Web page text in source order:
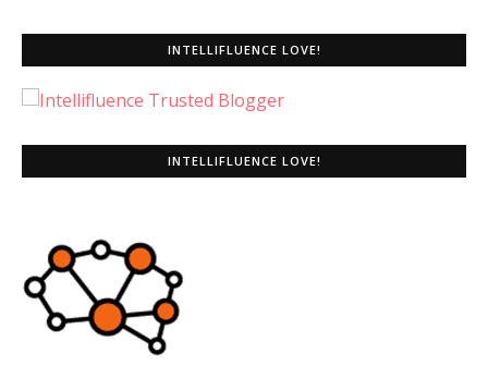
INTELLIFLUENCE LOVE!
INTELLIFLUENCE LOVE!